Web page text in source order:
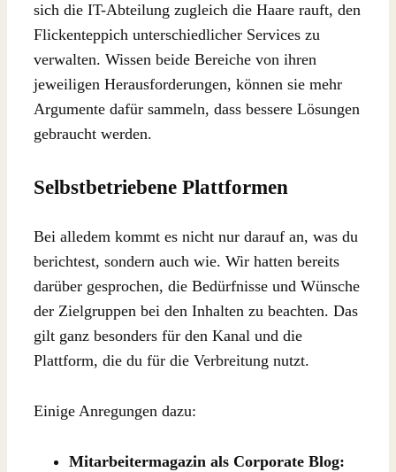
sich die IT-Abteilung zugleich die Haare rauft, den
Flickenteppich unterschiedlicher Services zu
verwalten. Wissen beide Bereiche von ihren
jeweiligen Herausforderungen, können sie mehr
Argumente dafür sammeln, dass bessere Lösungen
gebraucht werden.
Selbstbetriebene Plattformen
Bei alledem kommt es nicht nur darauf an, was du
berichtest, sondern auch wie. Wir hatten bereits
darüber gesprochen, die Bedürfnisse und Wünsche
der Zielgruppen bei den Inhalten zu beachten. Das
gilt ganz besonders für den Kanal und die
Plattform, die du für die Verbreitung nutzt.
Einige Anregungen dazu:
Mitarbeitermagazin als Corporate Blog: